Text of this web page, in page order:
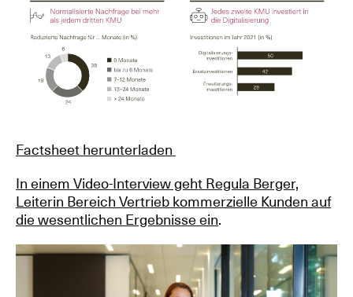
Factsheet herunterladen
In einem Video-Interview geht Regula Berger,
Leiterin Bereich Vertrieb kommerzielle Kunden auf
die wesentlichen Ergebnisse ein.